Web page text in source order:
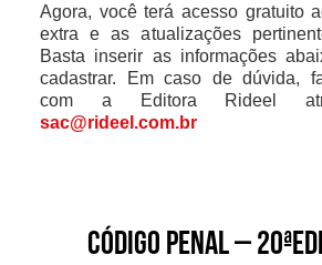
Agora, você terá acesso gratuito
extra e as atualizações
Basta inserir as informações
cadastrar. Em caso de dúvida,
com a Editora Rideel
sac@rideel.com.br
Código Penal –